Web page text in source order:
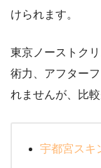
けられます。
東京ノーストク
術力、アフター
れませんが、比
宇都宮スキ